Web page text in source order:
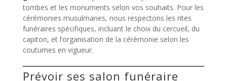
tombes et les monuments selon vos souhaits. Pour les
cérémonies musulmanes, nous respectons les rites
funéraires spécifiques, incluant le choix du cercueil, du
capiton, et l’organisation de la cérémonie selon les
coutumes en vigueur.
Prévoir ses salon funéraire